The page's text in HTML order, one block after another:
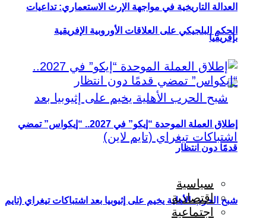
بإفريقيا
شبح الحرب الأهلية يخيم على إثيوبيا بعد اشتباكات تيغراي (تايم
العدالة التاريخية في مواجهة الإرث الاستعماري: تداعيات
الحكم البلجيكي على العلاقات الأوروبية الإفريقية
إطلاق العملة الموحدة “إيكو” في 2027.. “إيكواس” تمضي
قدمًا دون انتظار
سياسية
اقتصادية
اجتماعية